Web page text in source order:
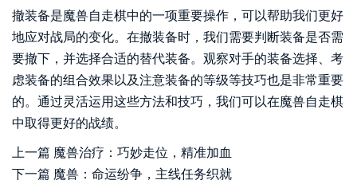
撤装备是魔兽自走棋中的一项重要操作，可以帮助我们更好
地应对战局的变化。在撤装备时，我们需要判断装备是否需
要撤下，并选择合适的替代装备。观察对手的装备选择、考
虑装备的组合效果以及注意装备的等级等技巧也是非常重要
的。通过灵活运用这些方法和技巧，我们可以在魔兽自走棋
中取得更好的战绩。
上一篇 魔兽治疗：巧妙走位，精准加血
下一篇 魔兽：命运纷争，主线任务织就